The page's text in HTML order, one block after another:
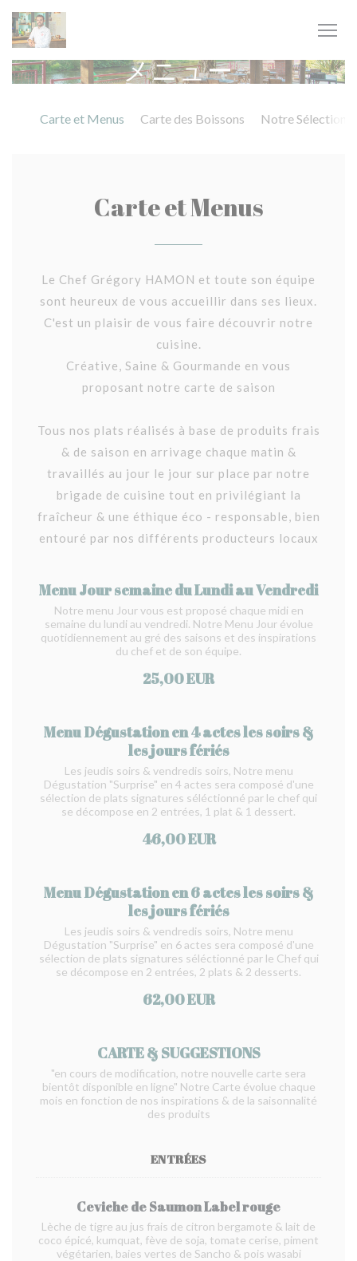
クッキー利用の管理について
メニュー
Carte et Menus Carte des Boissons Notre Sélection
Carte et Menus
Le Chef Grégory HAMON et toute son équipe
sont heureux de vous accueillir dans ses lieux.
C'est un plaisir de vous faire découvrir notre
cuisine.
Créative, Saine & Gourmande en vous
proposant notre carte de saison
Tous nos plats réalisés à base de produits frais
& de saison en arrivage chaque matin &
travaillés au jour le jour sur place par notre
brigade de cuisine tout en privilégiant la
fraîcheur & une éthique éco - responsable, bien
entouré par nos différents producteurs locaux
Menu Jour semaine du Lundi au Vendredi
Notre menu Jour vous est proposé chaque midi en
semaine du lundi au vendredi. Notre Menu Jour évolue
quotidiennement au gré des saisons et des inspirations
du chef et de son équipe.
25,00 EUR
Menu Dégustation en 4 actes les soirs &
les jours fériés
Les jeudis soirs & vendredis soirs, Notre menu
Dégustation "Surprise" en 4 actes sera composé d'une
sélection de plats signatures séléctionné par le chef qui
se décompose en 2 entrées, 1 plat & 1 dessert.
46,00 EUR
Menu Dégustation en 6 actes les soirs &
les jours fériés
Les jeudis soirs & vendredis soirs, Notre menu
Dégustation "Surprise" en 6 actes sera composé d'une
sélection de plats signatures séléctionné par le Chef qui
se décompose en 2 entrées, 2 plats & 2 desserts.
62,00 EUR
CARTE & SUGGESTIONS
"en cours de modification, notre nouvelle carte sera
bientôt disponible en ligne" Notre Carte évolue chaque
mois en fonction de nos inspirations & de la saisonnalité
des produits
ENTRÉES
Ceviche de Saumon Label rouge
Lèche de tigre au jus frais de citron bergamote & lait de
coco épicé, kumquat, fève de soja, tomate cerise, piment
végétarien, baies vertes de Sancho & pois wasabi